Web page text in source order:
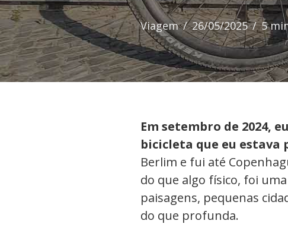
Viagem 26/05/2025 5
Em setembro de 2024,
bicicleta que eu estava
Berlim e fui até
do que algo físico, foi uma
paisagens, pequenas
do que profunda.